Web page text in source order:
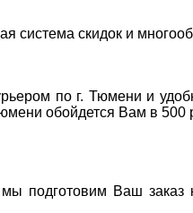
система скидок и
по г. Тюмени и
обойдется Вам в 500
подготовим Ваш заказ